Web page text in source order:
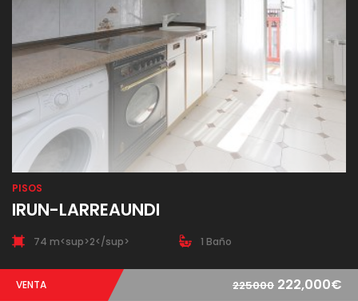
PISOS
IRUN-LARREAUNDI
74 m<sup>2</sup> 1 Baño
VENTA 225000 222,000€